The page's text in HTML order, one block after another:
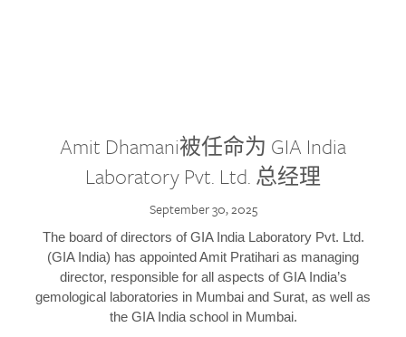
Amit Dhamani被任命为 GIA India
Laboratory Pvt. Ltd. 总经理
September 30, 2025
The board of directors of GIA India Laboratory Pvt. Ltd.
(GIA India) has appointed Amit Pratihari as managing
director, responsible for all aspects of GIA India’s
gemological laboratories in Mumbai and Surat, as well as
the GIA India school in Mumbai.